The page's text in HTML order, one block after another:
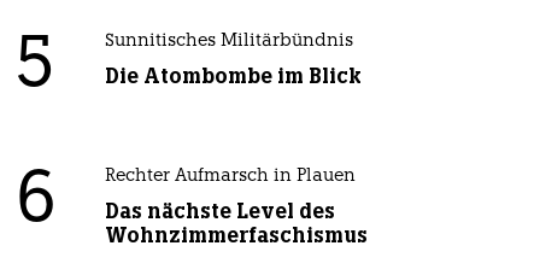
5 Sunnitisches Militärbündnis
Die Atombombe im Blick
6 Rechter Aufmarsch in Plauen
Das nächste Level des
Wohnzimmerfaschismus